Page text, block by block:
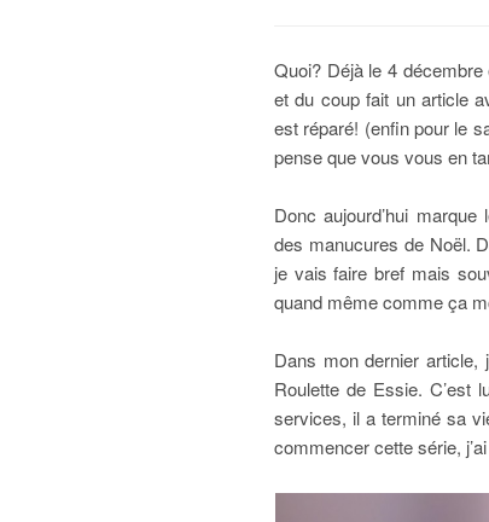
Quoi? Déjà le 4
et du coup fait un article
est réparé! (enfin pour le
pense que vous vous en
Donc aujourd’hui
des manucures de Noël.
je vais faire bref mais
quand même comme ça
Dans mon dernier
Roulette de Essie. C’est
services, il a terminé sa
commencer cette série,